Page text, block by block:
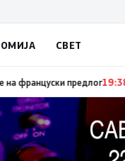
СВЕТ
за пари“, така на